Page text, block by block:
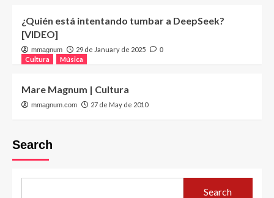
¿Quién está intentando tumbar a DeepSeek?
[VIDEO]
mmagnum 29 de January de 2025 0
Cultura Música
Mare Magnum | Cultura
mmagnum.com 27 de May de 2010
Search
Search